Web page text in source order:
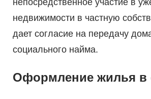
недвижимости в частную
дает согласие на передачу
социального найма.
Оформление жилья в